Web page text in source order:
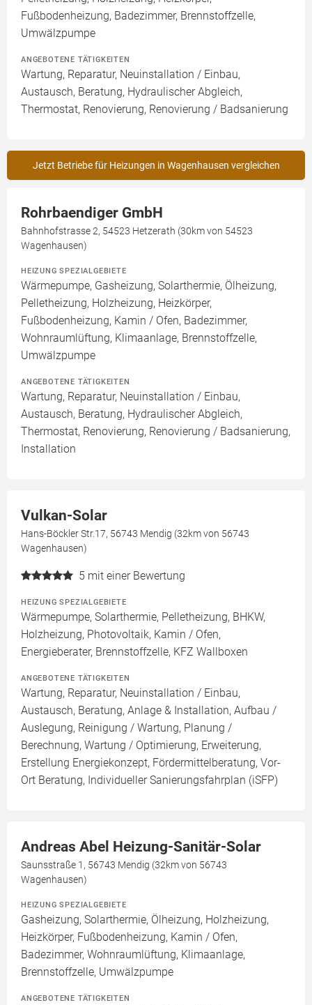
Fußbodenheizung, Badezimmer, Brennstoffzelle,
Umwälzpumpe
ANGEBOTENE TÄTIGKEITEN
Wartung, Reparatur, Neuinstallation / Einbau,
Austausch, Beratung, Hydraulischer Abgleich,
Thermostat, Renovierung, Renovierung / Badsanierung
Jetzt Betriebe für Heizungen in Wagenhausen vergleichen
Rohrbaendiger GmbH
Bahnhofstrasse 2, 54523 Hetzerath (30km von 54523
Wagenhausen)
HEIZUNG SPEZIALGEBIETE
Wärmepumpe, Gasheizung, Solarthermie, Ölheizung,
Pelletheizung, Holzheizung, Heizkörper,
Fußbodenheizung, Kamin / Ofen, Badezimmer,
Wohnraumlüftung, Klimaanlage, Brennstoffzelle,
Umwälzpumpe
ANGEBOTENE TÄTIGKEITEN
Wartung, Reparatur, Neuinstallation / Einbau,
Austausch, Beratung, Hydraulischer Abgleich,
Thermostat, Renovierung, Renovierung / Badsanierung,
Installation
Vulkan-Solar
Hans-Böckler Str.17, 56743 Mendig (32km von 56743
Wagenhausen)
5 mit einer Bewertung
HEIZUNG SPEZIALGEBIETE
Wärmepumpe, Solarthermie, Pelletheizung, BHKW,
Holzheizung, Photovoltaik, Kamin / Ofen,
Energieberater, Brennstoffzelle, KFZ Wallboxen
ANGEBOTENE TÄTIGKEITEN
Wartung, Reparatur, Neuinstallation / Einbau,
Austausch, Beratung, Anlage & Installation, Aufbau /
Auslegung, Reinigung / Wartung, Planung /
Berechnung, Wartung / Optimierung, Erweiterung,
Erstellung Energiekonzept, Fördermittelberatung, Vor-
Ort Beratung, Individueller Sanierungsfahrplan (iSFP)
Andreas Abel Heizung-Sanitär-Solar
Saunsstraße 1, 56743 Mendig (32km von 56743
Wagenhausen)
HEIZUNG SPEZIALGEBIETE
Gasheizung, Solarthermie, Ölheizung, Holzheizung,
Heizkörper, Fußbodenheizung, Kamin / Ofen,
Badezimmer, Wohnraumlüftung, Klimaanlage,
Brennstoffzelle, Umwälzpumpe
ANGEBOTENE TÄTIGKEITEN